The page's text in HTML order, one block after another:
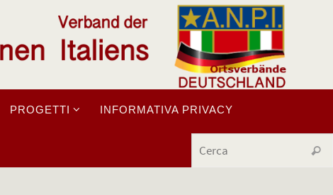
PROGETTI INFORMATIVA PRIVACY
Cerca